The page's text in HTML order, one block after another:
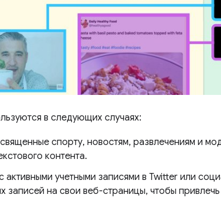
в следующих случаях:
спорту, новостям, развлечениям и
контента.
активными учетными записями в Twitter или
записей на свои веб-страницы, чтобы